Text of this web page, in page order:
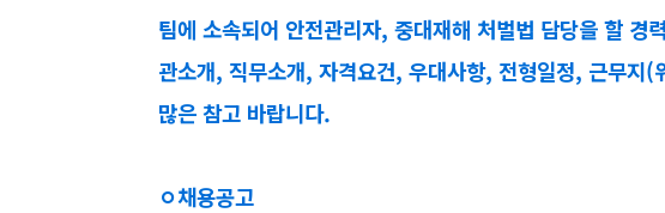
팀에 소속되어 안전관리자, 중대재해 처벌법 담당을 할 경
관소개, 직무소개, 자격요건, 우대사항, 전형일정, 근무지
많은 참고 바랍니다.
ㅇ채용공고